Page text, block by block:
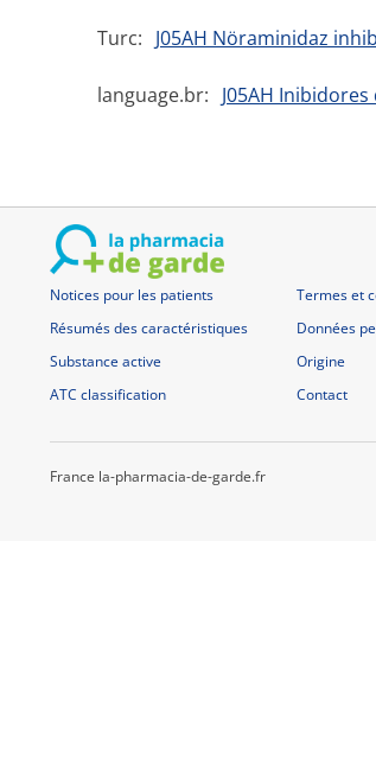
Turc: J05AH Nöraminidaz
language.br: J05AH
Notices pour les patients
Résumés des caractéristiques
Substance active
ATC classification
Termes et
Données
Origine
Contact
France la-pharmacia-de-garde.fr